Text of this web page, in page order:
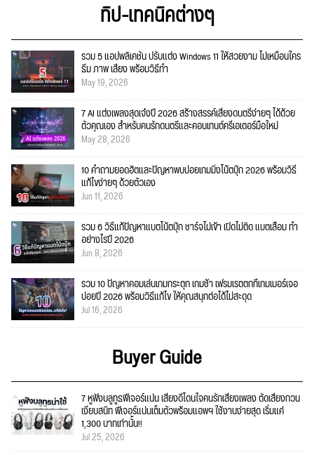
ทิป-เทคนิคต่างๆ
รวม 5 แอปพลิเคชัน ปรับแต่ง Windows 11 ให้สวยงาม ไม่เหมือนใคร
ธีม ภาพ เสียง พร้อมวิธีทำ
May 19, 2026
7 AI แต่งเพลงสุดเจ๋งปี 2026 สร้างสรรค์เสียงดนตรีง่ายๆ ได้ด้วย
ตัวคุณเอง สำหรับคนรักดนตรีและคอนเทนต์ครีเอเตอร์มือใหม่
May 28, 2026
10 คำถามยอดฮิตและปัญหาพบบ่อยเกมมิ่งโน้ตบุ๊ก 2026 พร้อมวิธี
แก้ไขง่ายๆ ด้วยตัวเอง
Jun 11, 2026
รวม 6 วิธีแก้ปัญหาแบตโน้ตบุ๊ก ชาร์จไม่เข้า เปิดไม่ติด แบตเสื่อม ทำ
อย่างไรปี 2026
Jun 8, 2026
รวม 10 ปัญหาคอมเล่นเกมกระตุก เกมช้า เฟรมเรตตกที่เกมเมอร์เจอ
บ่อยปี 2026 พร้อมวิธีแก้ไข ให้คุณสนุกต่อได้ไม่สะดุด
Jul 16, 2026
Buyer Guide
7 หูฟังบลูทูธฟีเจอร์แน่น เสียงดีโดนใจคนรักเสียงเพลง ตัดเสียงกวน
เงียบสนิท ฟีเจอร์แน่นเต็มตัวพร้อมแอพฯ ใช้งานง่ายสุด เริ่มแค่
1,300 บาทเท่านั้น!!
Jul 25, 2026